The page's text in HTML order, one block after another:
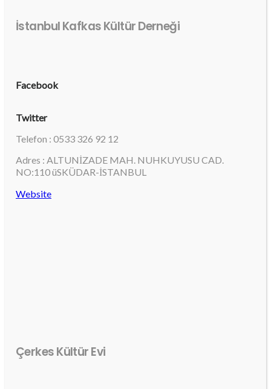
İstanbul Kafkas Kültür Derneği
Facebook
Twitter
Telefon : 0533 326 92 12
Adres : ALTUNİZADE MAH. NUHKUYUSU CAD.
NO:110 üSKÜDAR-İSTANBUL
Website
Çerkes Kültür Evi